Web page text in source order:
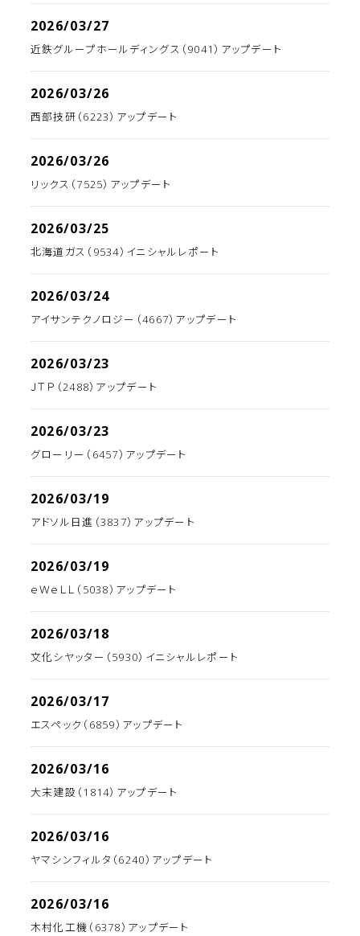
2026/03/27
近鉄グループホールディングス（9041）アップデート
2026/03/26
西部技研（6223）アップデート
2026/03/26
リックス（7525）アップデート
2026/03/25
北海道ガス（9534）イニシャルレポート
2026/03/24
アイサンテクノロジー（4667）アップデート
2026/03/23
ＪＴＰ（2488）アップデート
2026/03/23
グローリー（6457）アップデート
2026/03/19
アドソル日進（3837）アップデート
2026/03/19
ｅＷｅＬＬ（5038）アップデート
2026/03/18
文化シヤッター（5930）イニシャルレポート
2026/03/17
エスペック（6859）アップデート
2026/03/16
大末建設（1814）アップデート
2026/03/16
ヤマシンフィルタ（6240）アップデート
2026/03/16
木村化工機（6378）アップデート